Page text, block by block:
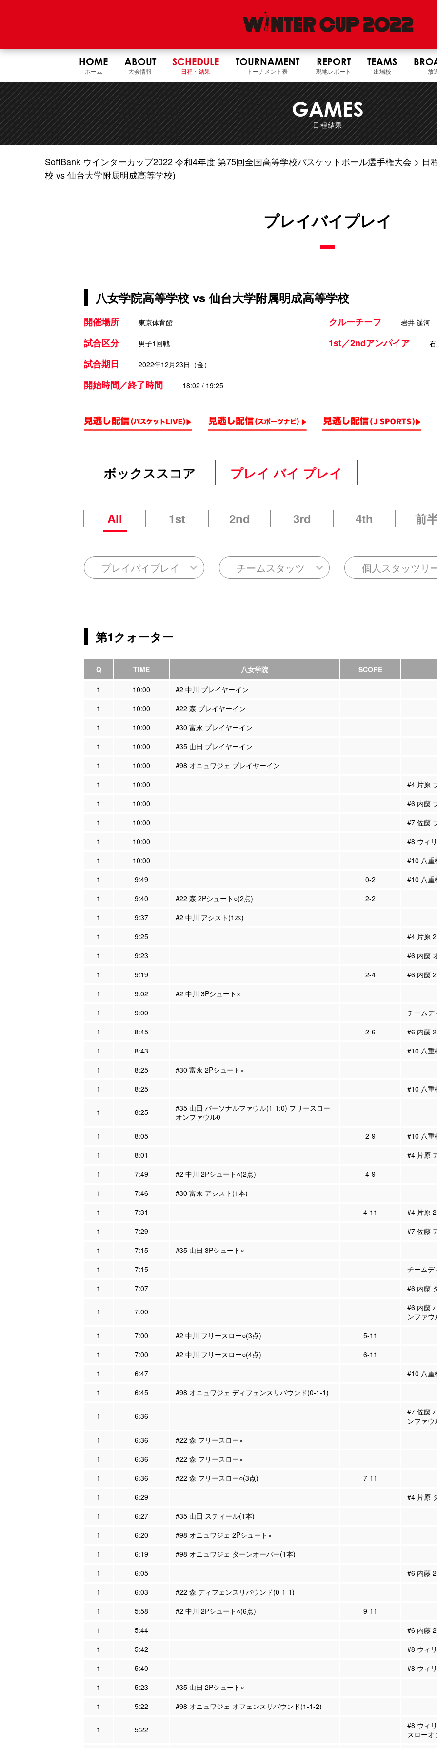
HOME
ホーム
ABOUT
大会情報
SCHEDULE
日程・結果
TOURNAMENT
トーナメント表
REPORT
現地レポート
TEAMS
出場校 放
GAMES
日程結果
SoftBank ウインターカップ2022 令和4年度 第75回全国高等学校バスケットボール選手権大会 日
校 vs 仙台大学附属明成高等学校)
プレイバイプレイ
八女学院高等学校 vs 仙台大学附属明成高等学校
開催場所 東京体育館
試合区分 男子1回戦
試合期日 2022年12月23日（金）
開始時間／終了時間 18:02 / 19:25
クルーチーフ 岩井 遥河
1st／2ndアンパイア
ボックススコア プレイ バイ プレイ
All 1st 2nd 3rd 4th 前
プレイバイプレイ チームスタッツ 個人スタッツリ
第1クォーター
Q TIME 八女学院 SCORE
1 10:00
#2 中川 プレイヤーイン
1
10:00
#22 森 プレイヤーイン
1
10:00
#30 富永 プレイヤーイン
1
10:00
#35 山田 プレイヤーイン
1
10:00
#98 オニュワジェ プレイヤーイン
1
10:00
#4 片原
1
10:00
#6 内藤
1
10:00
#7 佐藤
1
10:00
#8 ウィ
1
10:00
#10 八重
1
9:49 0-2
#10 八重
1
9:40 #22 森 2Pシュート○(2点)
2-2
1
9:37
#2 中川 アシスト(1本)
1
9:25
#4 片原
1
9:23
#6 内藤
1
9:19 2-4
#6 内藤
1
9:02
#2 中川 3Pシュート×
1
9:00
チームデ
1
8:45 2-6
#6 内藤
1
8:43
#10 八重
1
8:25
#30 富永 2Pシュート×
1
8:25 #10 八重
1 8:25
#35 山田 パーソナルファウル(1-1:0) フリースロー
オンファウル0
1
8:05 2-9
#10 八重
1
8:01
#4 片原
1
7:49 #2 中川 2Pシュート○(2点)
4-9
1
7:46
#30 富永 アシスト(1本)
1
7:31 4-11
#4 片原
1
7:29
#7 佐藤
1
7:15
#35 山田 3Pシュート×
1
7:15
チームデ
1
7:07 #6 内藤
1 7:00
#6 内藤
ンファウ
1
7:00 #2 中川 フリースロー○(3点)
5-11
1
7:00 #2 中川 フリースロー○(4点)
6-11
1
6:47
#10 八重
1
6:45 #98 オニュワジェ ディフェンスリバウンド(0-1-1)
1 6:36
#7 佐藤
ンファウ
1
6:36
#22 森 フリースロー×
1
6:36
#22 森 フリースロー×
1
6:36 #22 森 フリースロー○(3点)
7-11
1
6:29
#4 片原
1
6:27
#35 山田 スティール(1本)
1
6:20
#98 オニュワジェ 2Pシュート×
1
6:19
#98 オニュワジェ ターンオーバー(1本)
1
6:05
#6 内藤
1
6:03
#22 森 ディフェンスリバウンド(0-1-1)
1
5:58 #2 中川 2Pシュート○(6点)
9-11
1
5:44
#6 内藤
1
5:42
#8 ウィ
1
5:40
#8 ウィ
1
5:23
#35 山田 2Pシュート×
1
5:22 #98 オニュワジェ オフェンスリバウンド(1-1-2)
1 5:22
#8 ウィ
スローオ